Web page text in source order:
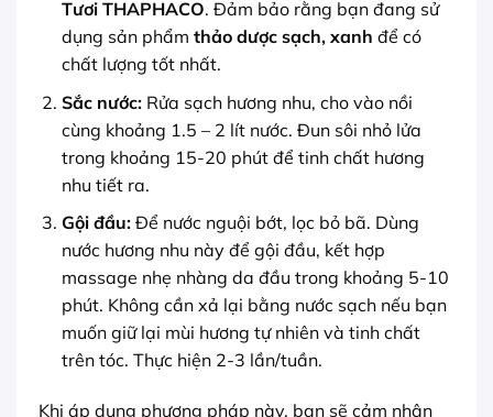
Tươi THAPHACO. Đảm bảo rằng bạn đang sử
dụng sản phẩm thảo dược sạch, xanh để có
chất lượng tốt nhất.
Sắc nước:Rửa sạch hương nhu, cho vào nồi
cùng khoảng 1.5 – 2 lít nước. Đun sôi nhỏ lửa
trong khoảng 15-20 phút để tinh chất hương
nhu tiết ra.
Gội đầu:Để nước nguội bớt, lọc bỏ bã. Dùng
nước hương nhu này để gội đầu, kết hợp
massage nhẹ nhàng da đầu trong khoảng 5-10
phút. Không cần xả lại bằng nước sạch nếu bạn
muốn giữ lại mùi hương tự nhiên và tinh chất
trên tóc. Thực hiện 2-3 lần/tuần.
Khi áp dụng phương pháp này, bạn sẽ cảm nhận